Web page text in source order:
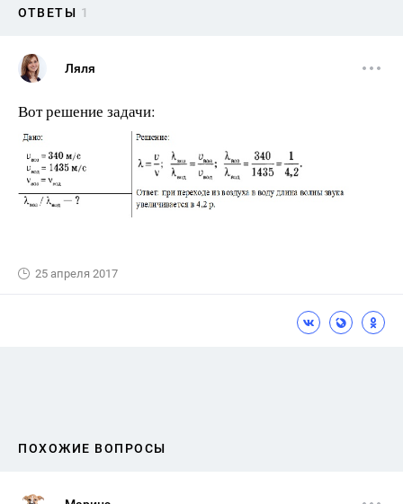
ОТВЕТЫ 1
Ляля
Вот решение задачи:
25 апреля 2017
ПОХОЖИЕ ВОПРОСЫ